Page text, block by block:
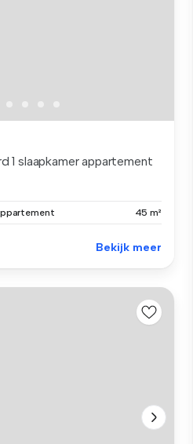
1 slaapkamer appartement
45 m²
Bekijk meer